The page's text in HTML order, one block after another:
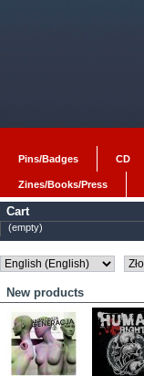
Pins/Badges CD
Zines/Books/Press
Cart
(empty)
New products